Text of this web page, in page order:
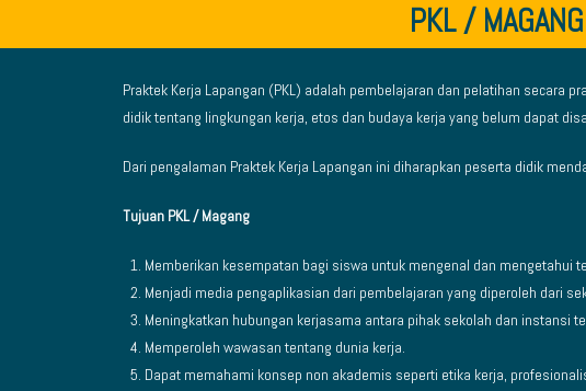
PKL /
Praktek Kerja Lapangan (PKL) adalah pembelajaran dan pelatihan
didik tentang lingkungan kerja, etos dan budaya kerja yang belum dapat
Dari pengalaman Praktek Kerja Lapangan ini diharapkan peserta didik
Tujuan PKL / Magang
Memberikan kesempatan bagi siswa untuk mengenal dan mengetahui
Menjadi media pengaplikasian dari pembelajaran yang diperoleh dari
Meningkatkan hubungan kerjasama antara pihak sekolah dan instansi
Memperoleh wawasan tentang dunia kerja.
Dapat memahami konsep non akademis seperti etika kerja,